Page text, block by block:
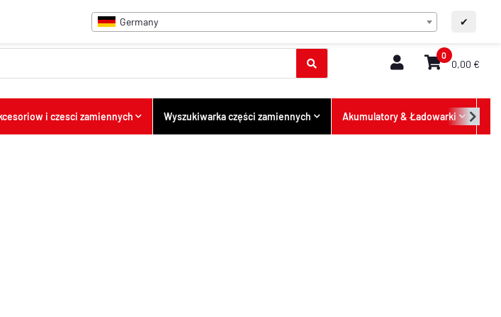
Germany ✔
PL Kontakt
0
0,00 €
i czesci zamiennych Wyszukiwarka części zamiennych Akumulatory & Ładowarki